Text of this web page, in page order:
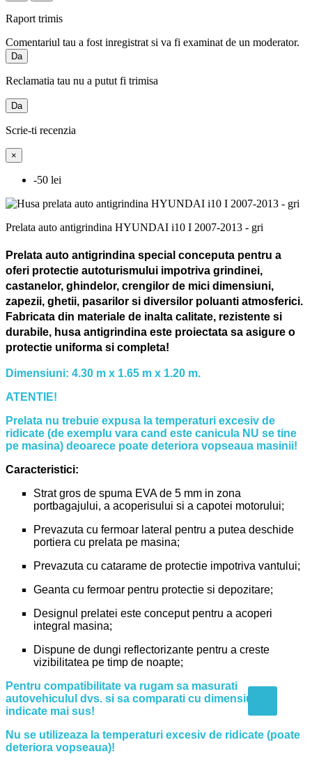
Raport trimis
Comentariul tau a fost inregistrat si va fi examinat de un moderator.
Da
Reclamatia tau nu a putut fi trimisa
Da
Scrie-ti recenzia
×
-50 lei
Prelata auto antigrindina HYUNDAI i10 I 2007-2013 - gri
Prelata auto antigrindina special conceputa pentru a
oferi protectie autoturismului impotriva grindinei,
castanelor, ghindelor, crengilor de mici dimensiuni,
zapezii, ghetii, pasarilor si diversilor poluanti atmosferici.
Fabricata din materiale de inalta calitate, rezistente si
durabile, husa antigrindina este proiectata sa asigure o
protectie uniforma si completa!
Dimensiuni: 4.30 m x 1.65 m x 1.20 m.
ATENTIE!
Prelata nu trebuie expusa la temperaturi excesiv de
ridicate (de exemplu vara cand este canicula NU se tine
pe masina) deoarece poate deteriora vopseaua masinii!
Caracteristici:
Strat gros de spuma EVA de 5 mm in zona
portbagajului, a acoperisului si a capotei motorului;
Prevazuta cu fermoar lateral pentru a putea deschide
portiera cu prelata pe masina;
Prevazuta cu catarame de protectie impotriva vantului;
Geanta cu fermoar pentru protectie si depozitare;
Designul prelatei este conceput pentru a acoperi
integral masina;
Dispune de dungi reflectorizante pentru a creste
vizibilitatea pe timp de noapte;
Pentru compatibilitate va rugam sa masurati
autovehiculul dvs. si sa comparati cu dimensiunile
indicate mai sus!
Nu se utilizeaza la temperaturi excesiv de ridicate (poate
deteriora vopseaua)!